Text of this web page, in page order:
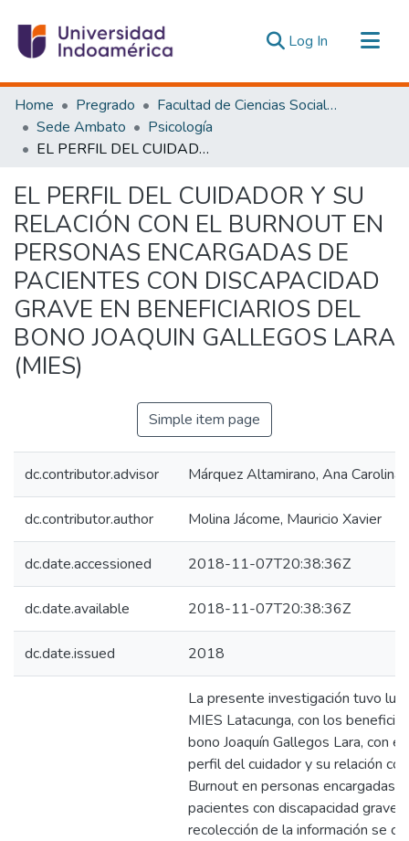
Log In (current)
Communities & Collections
All of DSpace
Statistics
Home Pregrado
Facultad de Ciencias Sociales y Humanas
Sede Ambato
Psicología
EL PERFIL DEL CUIDADOR Y SU RELACIÓN CON EL BURNOUT EN PERSONAS ENCARGADAS DE PACIENTES CON DISCAPACIDAD GRAVE EN BENEFICIARIOS DEL BONO JOAQUIN GALLEGOS LARA (MIES)
EL PERFIL DEL CUIDADOR Y SU
RELACIÓN CON EL BURNOUT EN
PERSONAS ENCARGADAS DE
PACIENTES CON DISCAPACIDAD
GRAVE EN BENEFICIARIOS DEL
BONO JOAQUIN GALLEGOS LARA
(MIES)
Simple item page
dc.contributor.advisor Márquez Altamirano, Ana Carolina
dc.contributor.author Molina Jácome, Mauricio Xavier
dc.date.accessioned 2018-11-07T20:38:36Z
dc.date.available 2018-11-07T20:38:36Z
dc.date.issued 2018
La presente investigación tuvo
MIES Latacunga, con los
bono Joaquín Gallegos Lara, con
perfil del cuidador y su relación
Burnout en personas encargadas
pacientes con discapacidad grave.
recolección de la información se